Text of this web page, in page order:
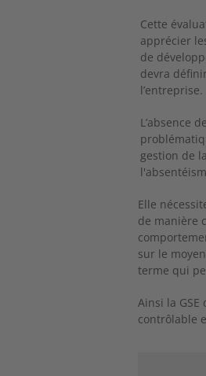
Cette
apprécier
de
devra
l’entreprise.
L’absence
gestion de
Elle
de manière
sur le
terme qui
Ainsi la
contrôlable